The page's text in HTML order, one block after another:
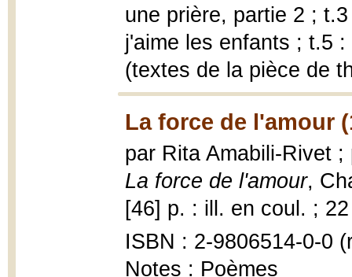
une prière, partie 2 ;
j'aime les enfants ; t.5
(textes de la pièce de
La force de l'amour
par Rita Amabili-Rivet
La force de l'amour,
[46] p. : ill. en coul. ;
ISBN : 2-9806514-0-0
Notes : Poèmes